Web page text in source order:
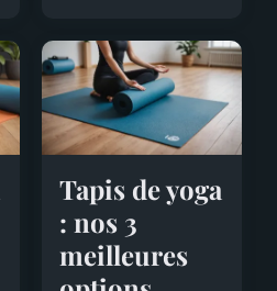
Tapis de yoga
: nos 3
meilleures